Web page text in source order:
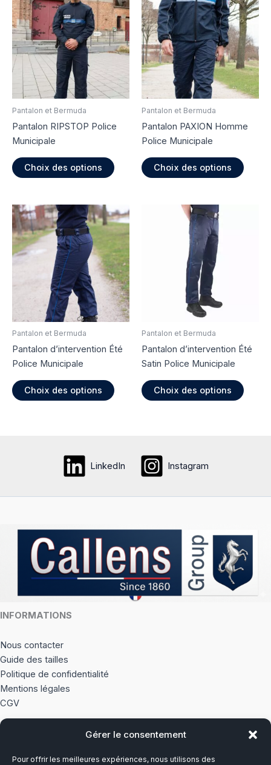
Gérer le consentement
Pour offrir les meilleures expériences, nous utilisons des
Pantalon et Bermuda
Pantalon RIPSTOP Police
Municipale
Choix des options
produit
variations.
Les
options
peuvent
être
choisies
sur
la
du
produit
Pantalon et Bermuda
Pantalon PAXION Homme
Police Municipale
Choix des options
du
Pantalon et Bermuda
Pantalon d’intervention Été
Police Municipale
Choix des options
produit
options
être
sur
page
du
produit
Pantalon et Bermuda
Pantalon d’intervention Été
Satin Police Municipale
Choix des options
être
page
du
LinkedIn Instagram
INFORMATIONS
Nous contacter
Guide des tailles
Politique de confidentialité
Mentions légales
CGV